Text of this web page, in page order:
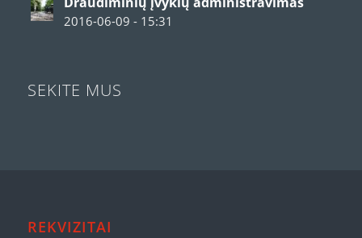
2016-06-09 - 15:31
SEKITE MUS
REKVIZITAI